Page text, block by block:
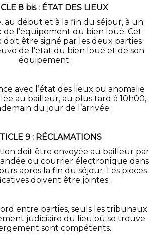
8 bis : ÉTAT DES LIEUX
au début et à la fin du séjour, à un
de l’équipement du bien loué. Cet
doit être signé par les deux parties
de l’état du bien loué et de son
équipement.
avec l’état des lieux ou anomalie
au bailleur, au plus tard à 10h00,
du jour de l’arrivée.
9 : RÉCLAMATIONS
doit être envoyée au bailleur par
ou courrier électronique dans
après la fin du séjour. Les pièces
doivent être jointes.
entre parties, seuls les tribunaux
judiciaire du lieu où se trouve
sont compétents.